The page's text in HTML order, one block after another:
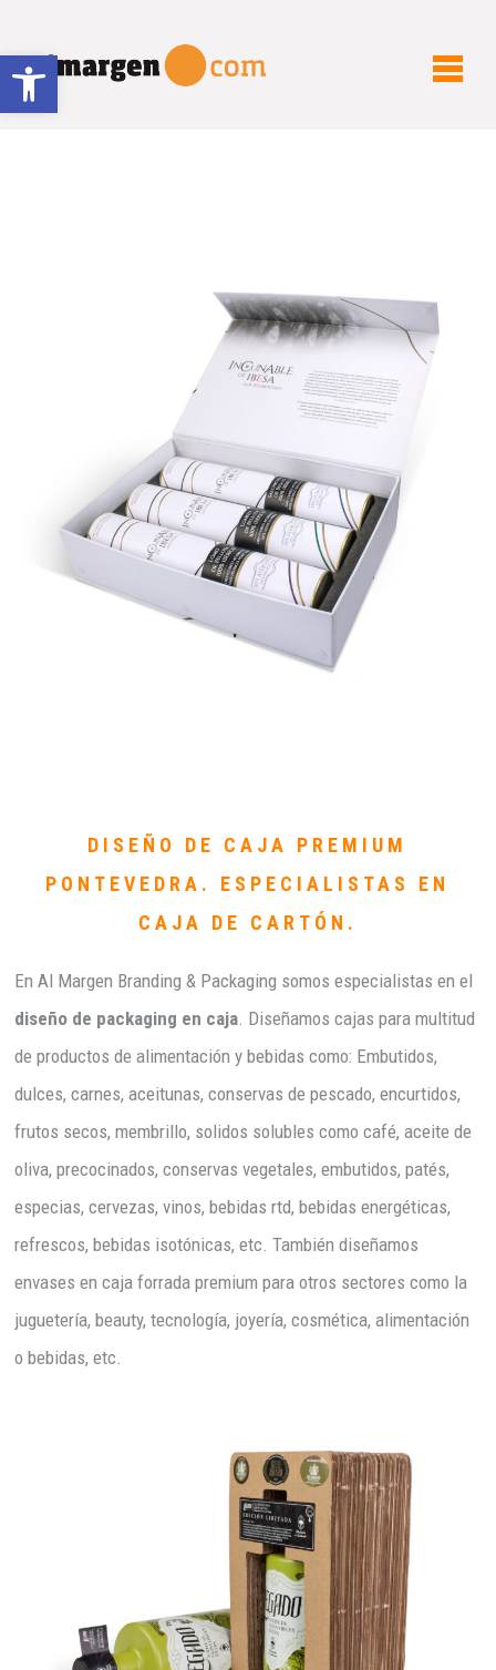
Abrir barra de herramientas
DISEÑO DE CAJA PREMIUM
PONTEVEDRA. ESPECIALISTAS EN
CAJA DE CARTÓN.
En Al Margen Branding & Packaging somos especialistas en el
diseño de packaging en caja. Diseñamos cajas para multitud
de productos de alimentación y bebidas como: Embutidos,
dulces, carnes, aceitunas, conservas de pescado, encurtidos,
frutos secos, membrillo, solidos solubles como café, aceite de
oliva, precocinados, conservas vegetales, embutidos, patés,
especias, cervezas, vinos, bebidas rtd, bebidas energéticas,
refrescos, bebidas isotónicas, etc. También diseñamos
envases en caja forrada premium para otros sectores como la
juguetería, beauty, tecnología, joyería, cosmética, alimentación
o bebidas, etc.